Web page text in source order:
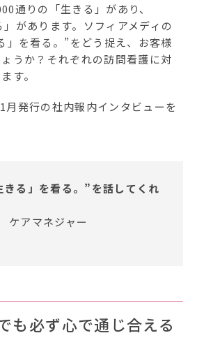
通りの「生きる」があり、
があります。ソフィアメディの
」を看る。”をどう捉え、お客様
うか？それぞれの訪問看護に対
す。
発行の社内報内インタビューを
きる」を看る。”を話してくれ
アマネジャー
も必ず心で通じ合える